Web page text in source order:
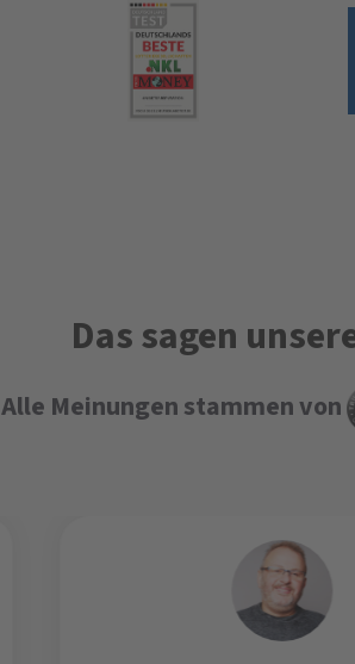
Das sagen
Alle Meinungen stammen von